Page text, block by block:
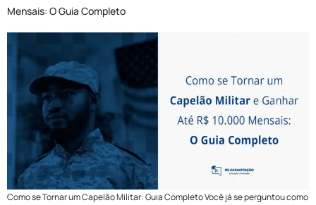
Mensais: O Guia Completo
Como se Tornar um Capelão Militar: Guia Completo Você já se perguntou como